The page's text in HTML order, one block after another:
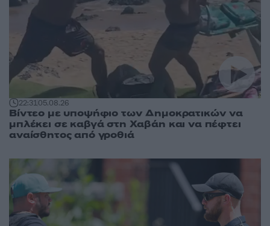
22:3105.08.26
Βίντεο με υποψήφιο των Δημοκρατικών να
μπλέκει σε καβγά στη Χαβάη και να πέφτει
αναίσθητος από γροθιά